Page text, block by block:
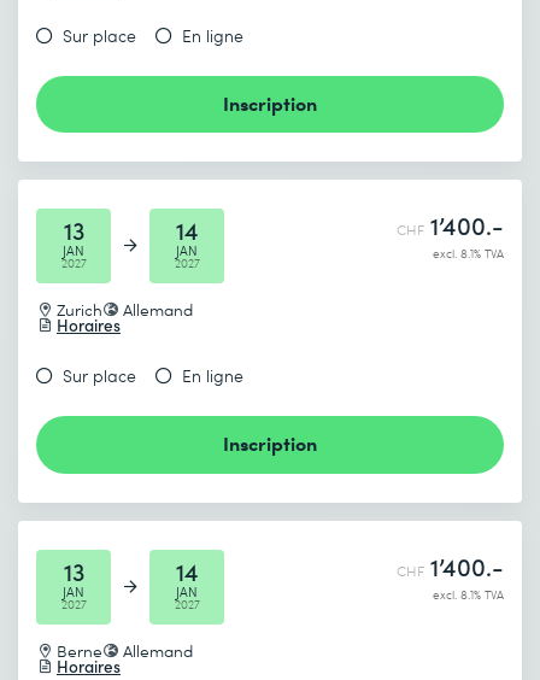
Sur place En ligne
Inscription
13
JAN
2027
14
JAN
2027
Zurich Allemand
Horaires
CHF 1’400.-
excl. 8.1% TVA
Sur place En ligne
Inscription
13
JAN
2027
14
JAN
2027
Berne Allemand
Horaires
CHF 1’400.-
excl. 8.1% TVA